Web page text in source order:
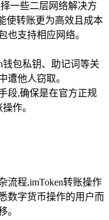
一些二层网络解决方
使转账更为高效且成本
也支持相应网络。
钱包私钥、助记词等关
遭他人窃取。
段,确保是在官方正规
作。
流程,imToken转账操作
数字货币操作的用户而
。